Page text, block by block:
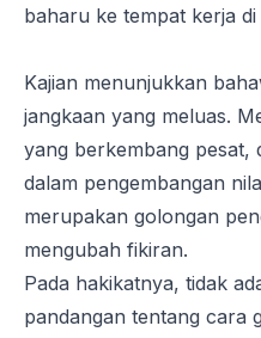
baharu ke tempat kerja
Kajian menunjukkan
jangkaan yang meluas.
yang berkembang pesat,
dalam pengembangan
merupakan golongan
mengubah fikiran.
Pada hakikatnya, tidak
pandangan tentang cara